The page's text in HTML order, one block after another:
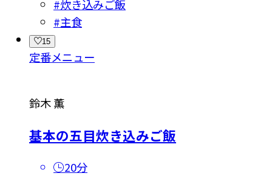
#炊き込みご飯
#主食
15
定番メニュー
鈴木 薫
基本の五目炊き込みご飯
20分